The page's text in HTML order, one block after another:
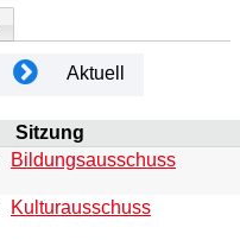
Aktuell
Sitzung
Bildungsausschuss
Kulturausschuss